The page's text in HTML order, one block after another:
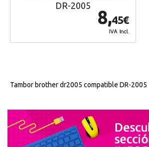
DR-2005
8,45€
IVA Incl.
Tambor brother dr2005 compatible DR-2005